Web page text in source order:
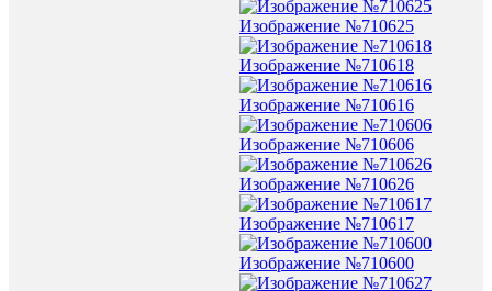
Изображение №710625
Изображение №710618
Изображение №710616
Изображение №710606
Изображение №710626
Изображение №710617
Изображение №710600